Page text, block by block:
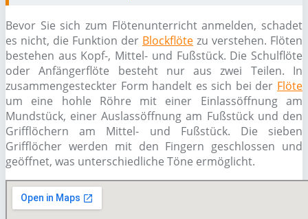
Bevor Sie sich zum Flötenunterricht anmelden, schadet
es nicht, die Funktion der Blockflöte zu verstehen. Flöten
bestehen aus Kopf-, Mittel- und Fußstück. Die Schulflöte
oder Anfängerflöte besteht nur aus zwei Teilen. In
zusammengesteckter Form handelt es sich bei der Flöte
um eine hohle Röhre mit einer Einlassöffnung am
Mundstück, einer Auslassöffnung am Fußstück und den
Grifflöchern am Mittel- und Fußstück. Die sieben
Grifflöcher werden mit den Fingern geschlossen und
geöffnet, was unterschiedliche Töne ermöglicht.